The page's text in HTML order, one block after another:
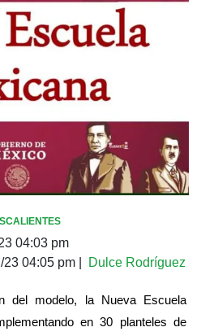
04:03 pm
23 04:05 pm Dulce Rodríguez
del modelo, la Nueva Escuela
en 30 planteles de